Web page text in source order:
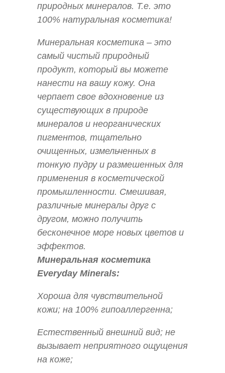
природных минералов. Т.е. это
100% натуральная косметика!
Минеральная косметика – это
самый чистый природный
продукт, который вы можете
нанести на вашу кожу. Она
черпает свое вдохновение из
существующих в природе
минералов и неорганических
пигментов, тщательно
очищенных, измельченных в
тонкую пудру и размешенных для
применения в косметической
промышленности. Смешивая,
различные минералы друг с
другом, можно получить
бесконечное море новых цветов и
эффектов.
Минеральная косметика
Everyday Minerals:
Хороша для чувствительной
кожи; на 100% гипоаллергенна;
Естественный внешний вид; не
вызывает неприятного ощущения
на коже;